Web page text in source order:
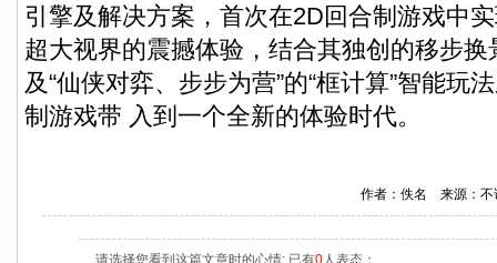
引擎及解决方案，首次在2D回合制游戏中
超大视界的震撼体验，结合其独创的移步
及“仙侠对弈、步步为营”的“框计算”智能玩
制游戏带 入到一个全新的体验时代。
作者：佚名 来源：
请选择您看到这篇文章时的心情: 已有0人表态：